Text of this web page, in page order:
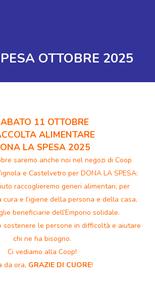
OTTOBRE 2025
11 OTTOBRE
ALIMENTARE
LA SPESA 2025
saremo anche noi nel negozi di Coop
e Castelvetro per DONA LA SPESA:
raccoglieremo generi alimentari, per
cura e l’igiene della persona e della casa,
beneficiarie dell’Emporio solidale.
sostenere le persone in difficoltà e aiutare
chi ne ha bisogno.
Ci vediamo alla Coop!
da ora, GRAZIE DI CUORE!